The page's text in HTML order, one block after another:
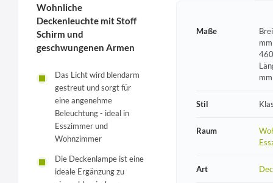
Wohnliche
Deckenleuchte mit Stoff
Schirm und
geschwungenen Armen
Das Licht wird blendarm
gestreut und sorgt für
eine angenehme
Beleuchtung - ideal in
Esszimmer und
Wohnzimmer
Die Deckenlampe ist eine
ideale Ergänzung zu
Maße
mm
Stil
Raum
Art